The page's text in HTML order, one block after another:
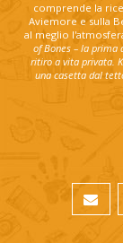
comprende la
Aviemore e sulla
al meglio
of Bones – la prima
ritiro a vita privata.
una casetta dal